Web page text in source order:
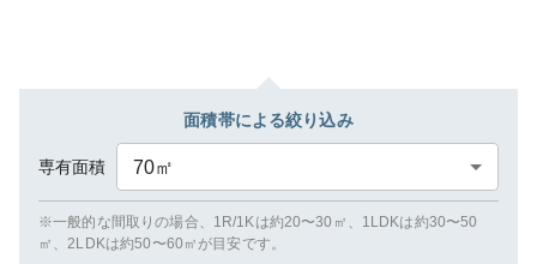
面積帯による絞り込み
専有面積 70㎡
※一般的な間取りの場合、1R/1Kは約20〜30㎡、1LDKは約30〜50
㎡、2LDKは約50〜60㎡が目安です。